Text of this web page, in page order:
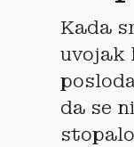
Kada
uvojak
da se